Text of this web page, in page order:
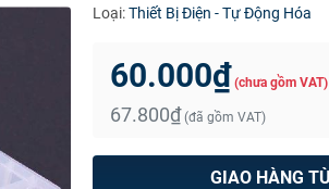
Loại:Thiết Bị Điện - Tự Động Hóa
60.000₫ (chưa gồm VAT)
67.800₫ (đã gồm VAT)
GIAO HÀNG